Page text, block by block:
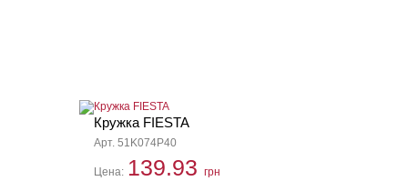
Кружка FIESTA
Арт. 51K074P40
Цена: 139.93 грн